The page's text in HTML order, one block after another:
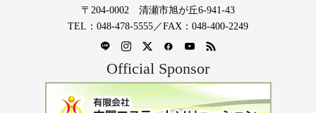
〒204-0002 清瀬市旭が丘6-941-43
TEL：048-478-5555／FAX：048-400-2249
Official Sponsor